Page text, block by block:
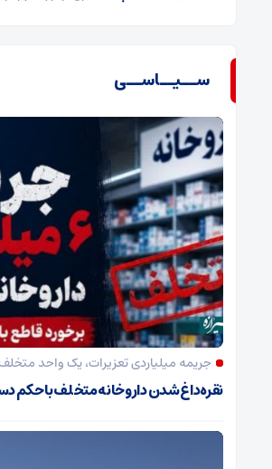
ســیــاســی
جریمه میلیاردی تعزیرات، یک واحد
نقره‌داغ شدن داروخانه متخلف با حکم